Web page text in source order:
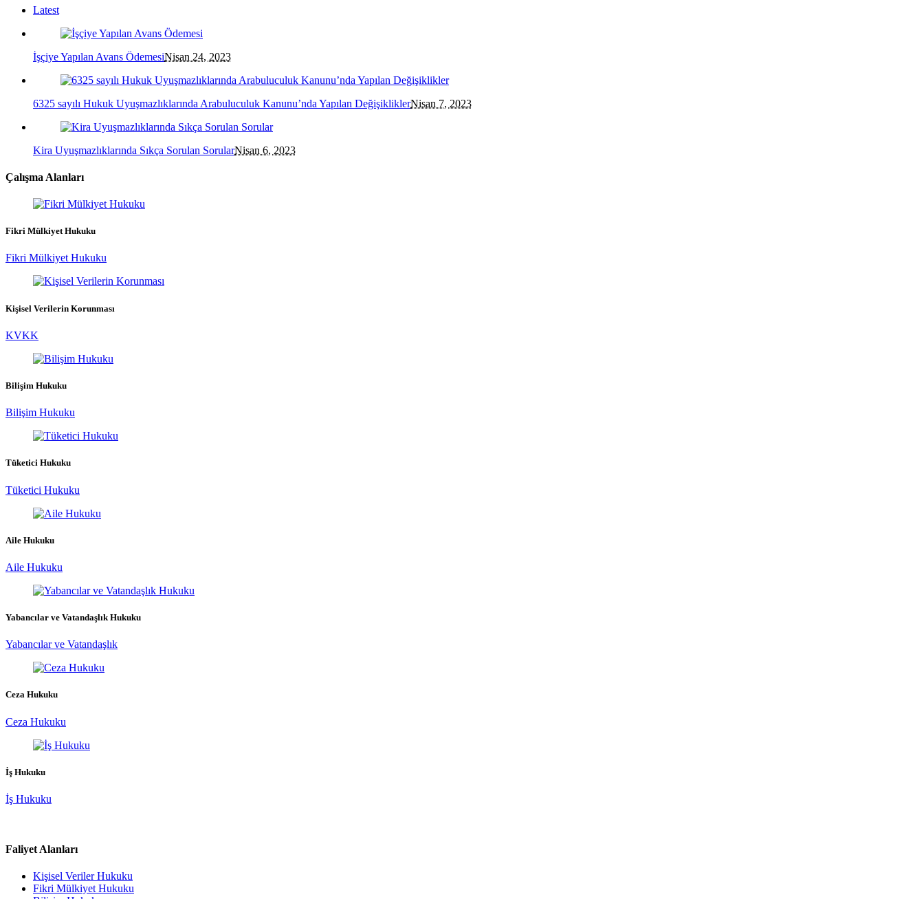
Latest
İşçiye Yapılan Avans ÖdemesiNisan 24, 2023
6325 sayılı Hukuk Uyuşmazlıklarında Arabuluculuk Kanunu’nda Yapılan DeğişikliklerNisan 7, 2023
Kira Uyuşmazlıklarında Sıkça Sorulan SorularNisan 6, 2023
Çalışma Alanları
Fikri Mülkiyet Hukuku
Fikri Mülkiyet Hukuku
Kişisel Verilerin Korunması
KVKK
Bilişim Hukuku
Bilişim Hukuku
Tüketici Hukuku
Tüketici Hukuku
Aile Hukuku
Aile Hukuku
Yabancılar ve Vatandaşlık Hukuku
Yabancılar ve Vatandaşlık
Ceza Hukuku
Ceza Hukuku
İş Hukuku
İş Hukuku
Faliyet Alanları
Kişisel Veriler Hukuku
Fikri Mülkiyet Hukuku